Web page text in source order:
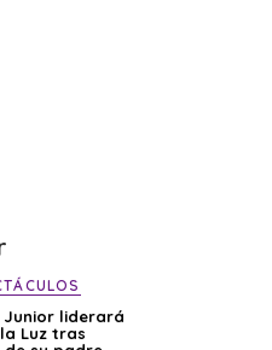
Junior liderará
Luz tras